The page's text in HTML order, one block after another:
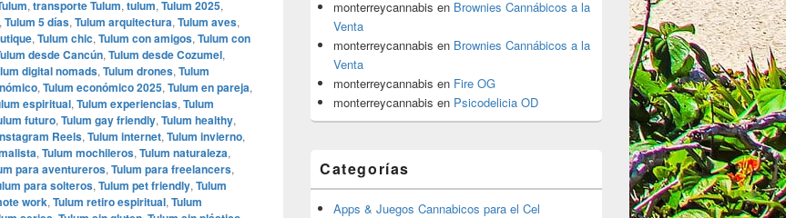
, transporte Tulum, tulum, Tulum 2025,
, Tulum 5 días, Tulum arquitectura, Tulum aves,
, Tulum chic, Tulum con amigos, Tulum con
desde Cancún, Tulum desde Cozumel,
digital nomads, Tulum drones, Tulum
, Tulum económico 2025, Tulum en pareja,
espiritual, Tulum experiencias, Tulum
futuro, Tulum gay friendly, Tulum healthy,
Reels, Tulum internet, Tulum invierno,
, Tulum mochileros, Tulum naturaleza,
para aventureros, Tulum para freelancers,
para solteros, Tulum pet friendly, Tulum
work, Tulum retiro espiritual, Tulum
monterreycannabis en Brownies Cannábicos a la
Venta
monterreycannabis en Brownies Cannábicos a la
Venta
monterreycannabis en Fire OG
monterreycannabis en Psicodelicia OD
Categorías
Apps & Juegos Cannabicos para el Cel